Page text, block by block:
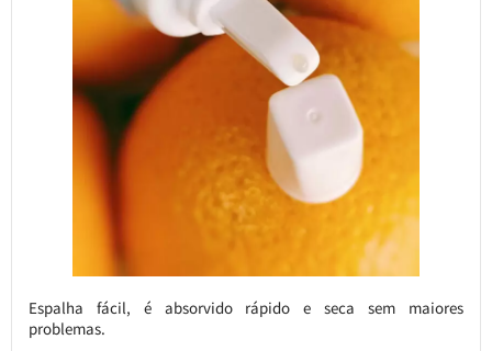
Espalha fácil, é absorvido rápido e seca sem maiores
problemas.